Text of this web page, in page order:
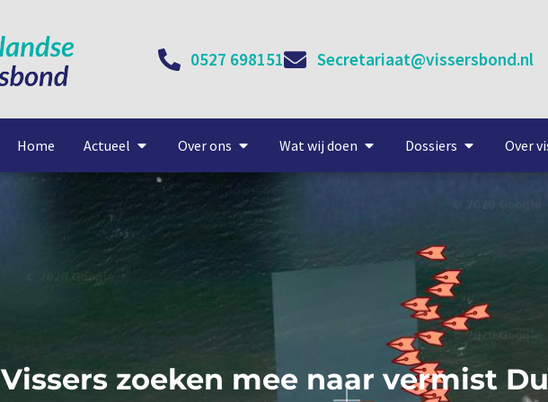
0527 698151 Secretariaat@vissersbond.nl
Home Actueel Over ons Wat wij doen Dossiers Over
Vissers zoeken mee naar vermist